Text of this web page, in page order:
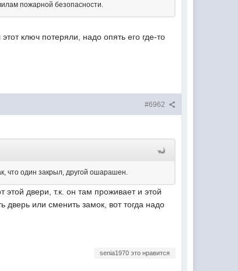
пожарной безопасности.
ключ потеряли, надо опять его где-то
#6962
что один закрыл, другой ошарашен.
двери, т.к. он там проживает и этой
или сменить замок, вот тогда надо
senia1970 это нравится